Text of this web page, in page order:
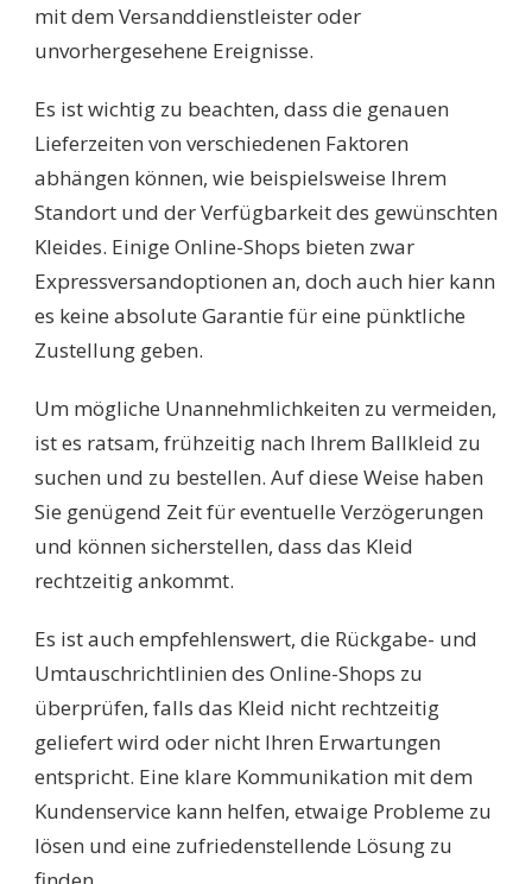
mit dem Versanddienstleister oder
unvorhergesehene Ereignisse.
Es ist wichtig zu beachten, dass die genauen
Lieferzeiten von verschiedenen Faktoren
abhängen können, wie beispielsweise Ihrem
Standort und der Verfügbarkeit des gewünschten
Kleides. Einige Online-Shops bieten zwar
Expressversandoptionen an, doch auch hier kann
es keine absolute Garantie für eine pünktliche
Zustellung geben.
Um mögliche Unannehmlichkeiten zu vermeiden,
ist es ratsam, frühzeitig nach Ihrem Ballkleid zu
suchen und zu bestellen. Auf diese Weise haben
Sie genügend Zeit für eventuelle Verzögerungen
und können sicherstellen, dass das Kleid
rechtzeitig ankommt.
Es ist auch empfehlenswert, die Rückgabe- und
Umtauschrichtlinien des Online-Shops zu
überprüfen, falls das Kleid nicht rechtzeitig
geliefert wird oder nicht Ihren Erwartungen
entspricht. Eine klare Kommunikation mit dem
Kundenservice kann helfen, etwaige Probleme zu
lösen und eine zufriedenstellende Lösung zu